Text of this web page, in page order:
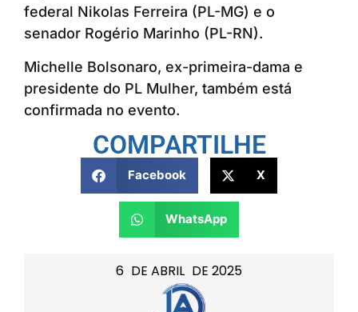
6 DE ABRIL DE 2025
federal Nikolas Ferreira (PL-MG) e o
senador Rogério Marinho (PL-RN).
Michelle Bolsonaro, ex-primeira-dama e
presidente do PL Mulher, também está
confirmada no evento.
COMPARTILHE
Facebook X
WhatsApp